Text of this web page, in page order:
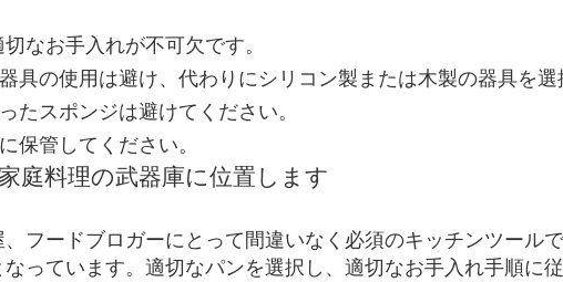
なお手入れが不可欠です。
具の使用は避け、代わりにシリコン製または木製の器具を選
たスポンジは避けてください。
保管してください。
庭料理の武器庫に位置します
フードブロガーにとって間違いなく必須のキッチンツール
っています。適切なパンを選択し、適切なお手入れ手順に